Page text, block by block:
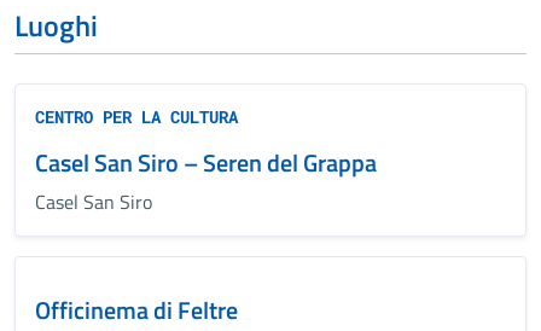
Luoghi
CENTRO PER LA CULTURA
Casel San Siro – Seren del Grappa
Casel San Siro
Officinema di Feltre